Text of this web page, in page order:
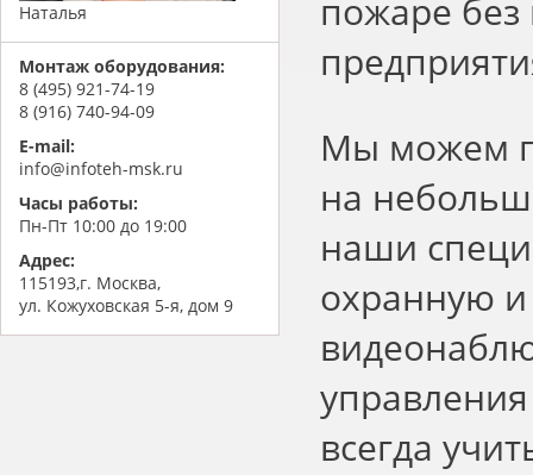
Наталья
Монтаж оборудования:
8 (495) 921-74-19
8 (916) 740-94-09
E-mail:
info@infoteh-msk.ru
Часы работы:
Пн-Пт 10:00 до 19:00
Адрес:
115193,г. Москва,
ул. Кожуховская 5-я, дом 9
пожаре
Мы можем
на
наши
охранную
всегда